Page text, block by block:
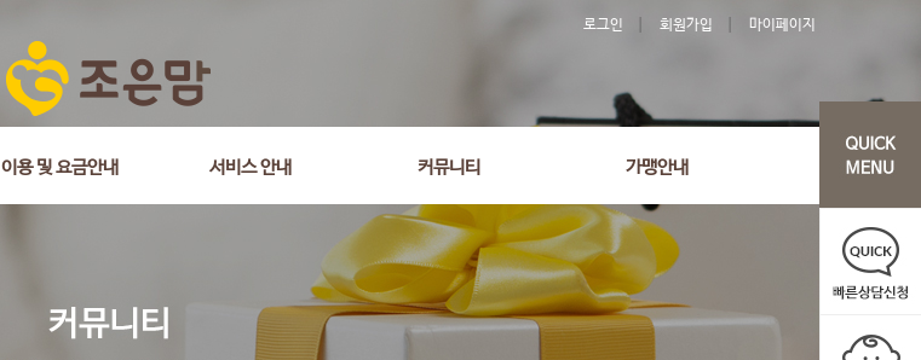
로그인 회원가입 마이페이지
이용 및 요금안내 서비스 안내 커뮤니티 가맹안내